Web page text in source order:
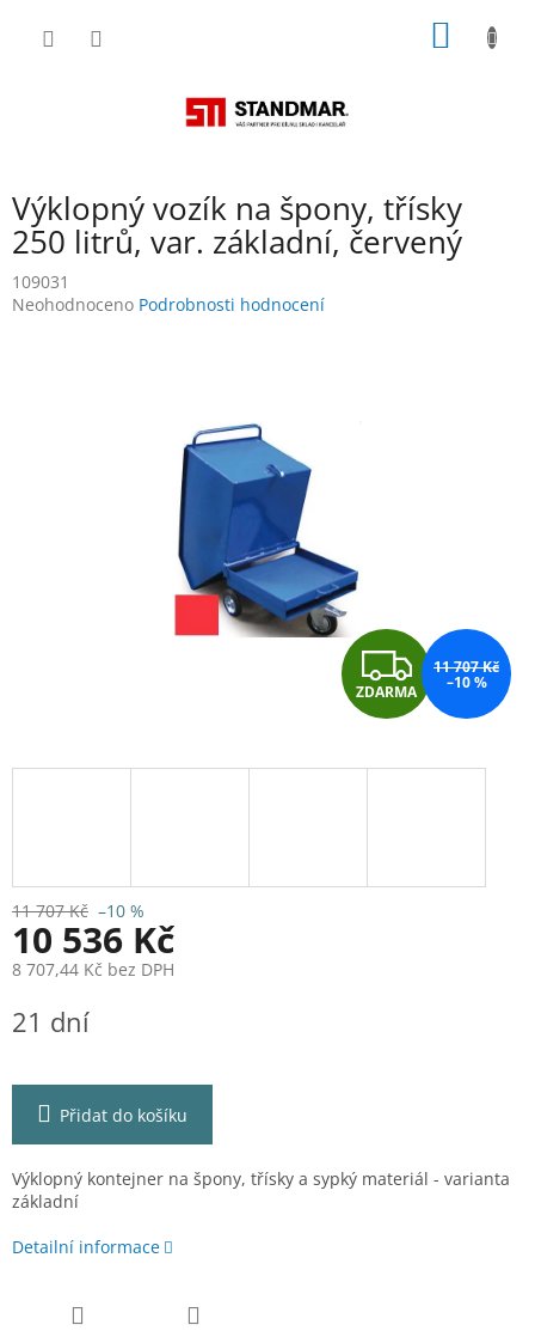
Výklopný vozík na špony, třísky
250 litrů, var. základní, červený
109031
Průměrné
Neohodnoceno Podrobnosti hodnocení
Z
D
A
ZDARMA
11 707 Kč
–10 %
11 707 Kč –10 %
10 536 Kč
8 707,44 Kč bez DPH
cena:
21 dní
Přidat do košíku
Výklopný kontejner na špony, třísky a sypký materiál - varianta
základní
Detailní informace